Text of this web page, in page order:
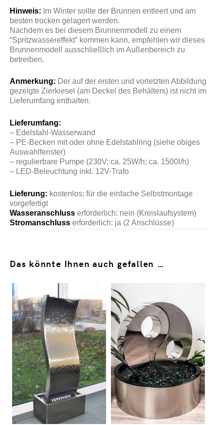
Hinweis: Im Winter sollte der Brunnen entleert und am
besten trocken gelagert werden.
Nachdem es bei diesem Brunnenmodell zu einem
“Spritzwassereffekt” kommen kann, empfehlen wir dieses
Brunnenmodell ausschließlich im Außenbereich zu
betreiben.
Anmerkung: Der auf der ersten und vorletzten Abbildung
gezeigte Zierkiesel (am Deckel des Behälters) ist nicht im
Lieferumfang enthalten.
Lieferumfang:
– Edelstahl-Wasserwand
– PE-Becken mit oder ohne Edelstahlring (siehe obiges
Auswahlfenster)
– regulierbare Pumpe (230V; ca. 25W/h; ca. 1500l/h)
– LED-Beleuchtung inkl. 12V-Trafo
Lieferung: kostenlos; für die einfache Selbstmontage
vorgefertigt
Wasseranschluss erforderlich: nein (Kreislaufsystem)
Stromanschluss erforderlich: ja (2 Anschlüsse)
Das könnte Ihnen auch gefallen …